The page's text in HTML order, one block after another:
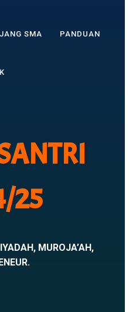
SMA PANDUAN
25
MUROJA’AH,